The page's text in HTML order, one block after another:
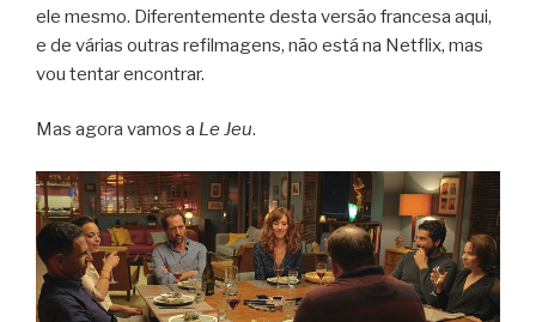
ele mesmo. Diferentemente desta versão francesa aqui,
e de várias outras refilmagens, não está na Netflix, mas
vou tentar encontrar.
Mas agora vamos a Le Jeu.